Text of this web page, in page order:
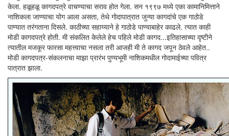
केला. हळूहळू कागदपत्रे वाचण्याचा सराव होत गेला. सन १९९७ मध्ये एका कामानिमित्ताने
नाशिकला जाण्याचा योग आला असता, तेथे गोदापात्रात जुन्या कागदांचे एक गाठोडे
पाण्यात तरंगताना दिसले. काठीच्या सहाय्याने हे गाठोडे पाण्याबाहेर काढले. त्यात काही
मोडी कागदपत्रे होती. मी संकलित केलेले हेच पहिले मोडी कागद...इतिहासाच्या दृष्टीने
त्यातील मजकूर फारसा महत्त्वाचा नसला तरी आजही मी ते कागद जपून ठेवले आहेत..
मोडी कागदपत्र-संकलनाचा माझा प्रारंभ पुण्यभूमी नाशिकमधील गोदामाईच्या पवित्र
पात्रात झाला.